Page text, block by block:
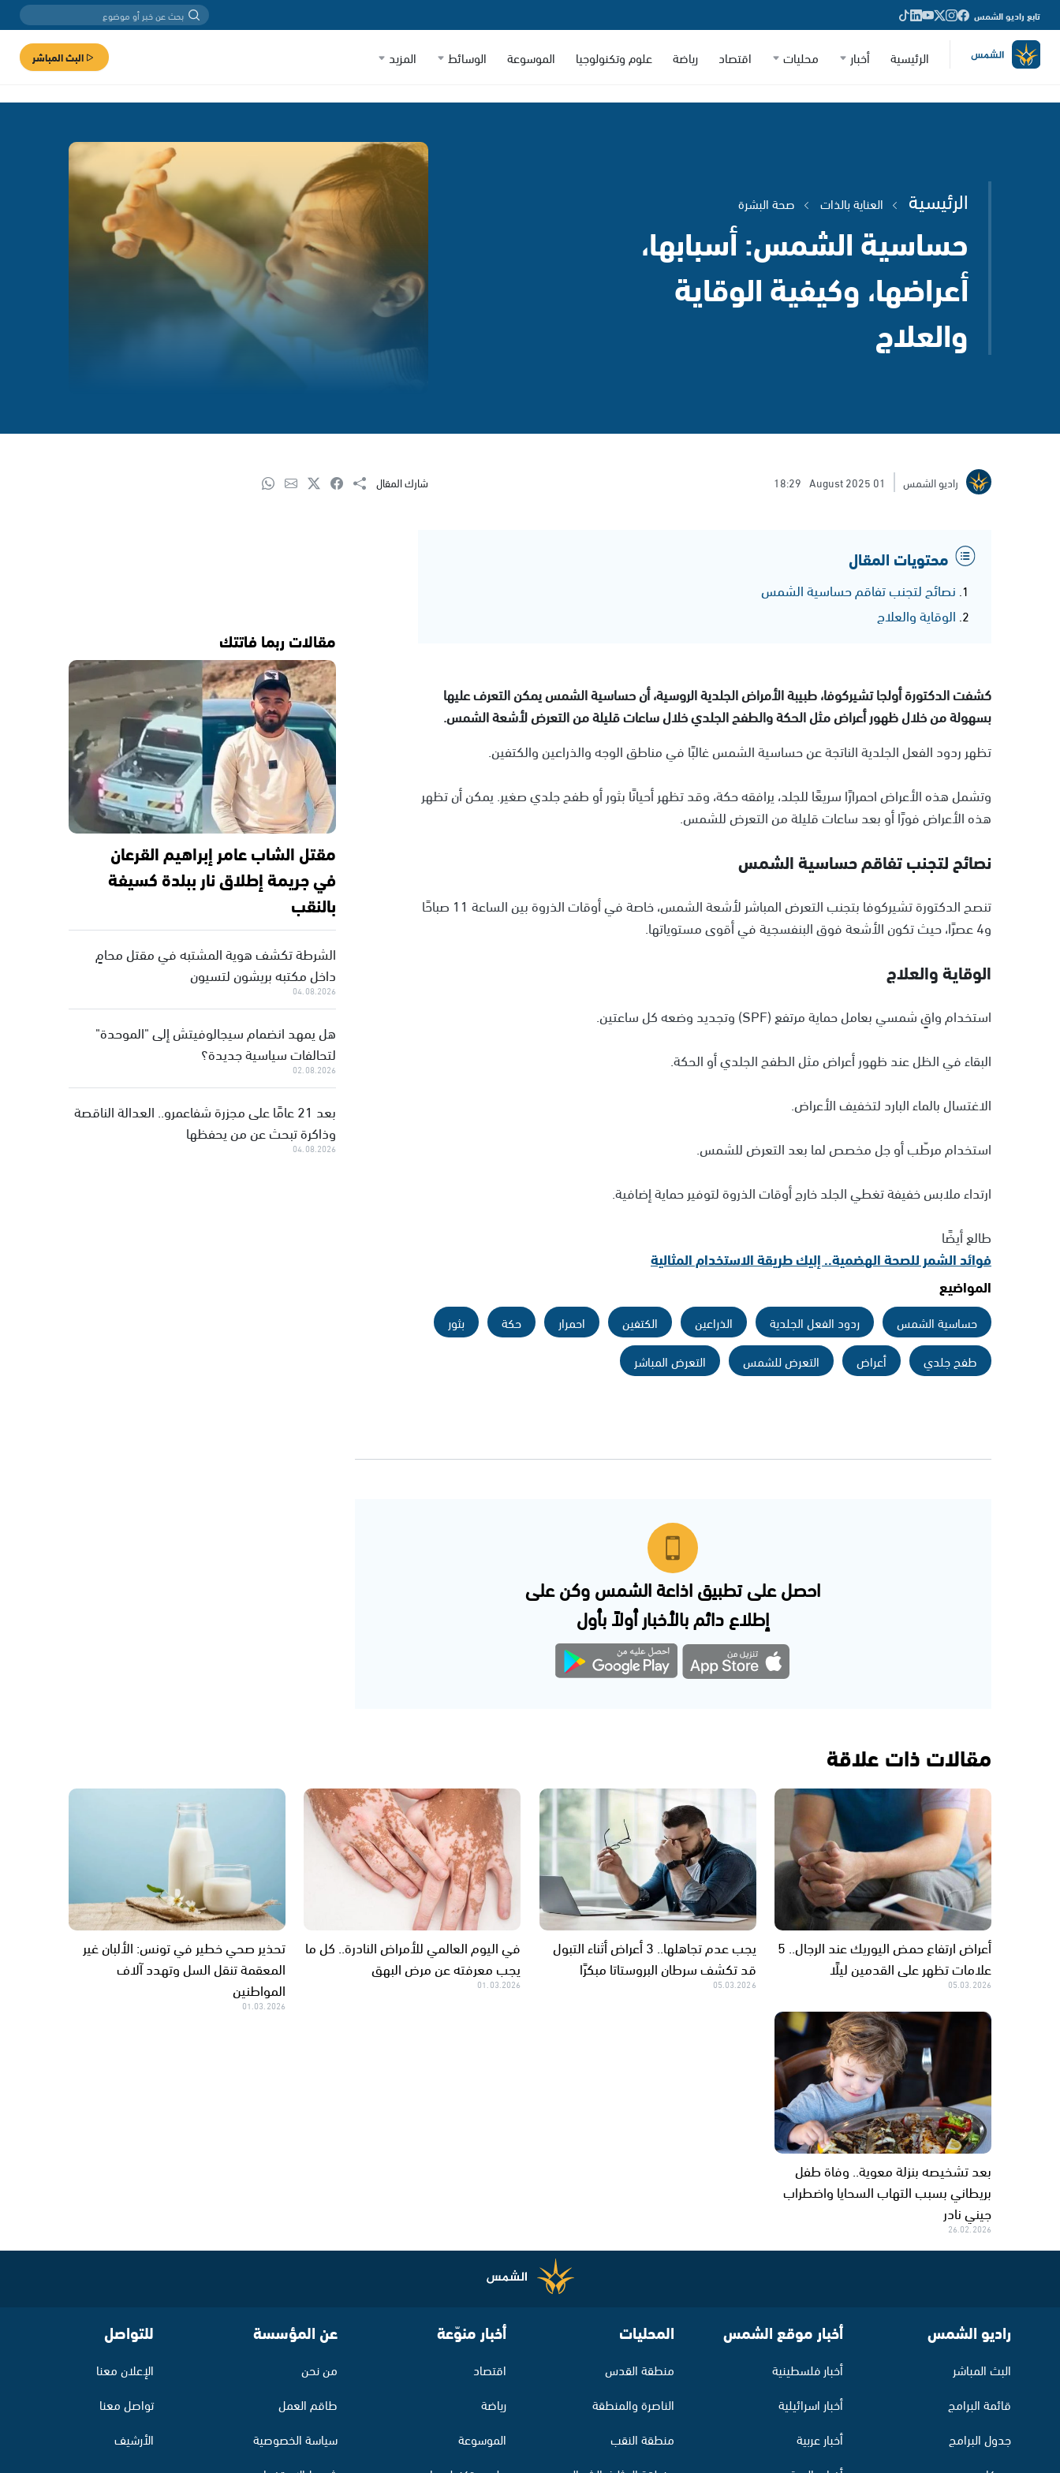
تابع راديو الشمس
الرئيسية أخبار محليات اقتصاد رياضة علوم وتكنولوجيا الموسوعة الوسائط المزيد البث المباشر
الرئيسية العناية بالذات صحة البشرة
حساسية الشمس: أسبابها،
أعراضها، وكيفية الوقاية
والعلاج
راديو الشمس 01 August 2025
18:29 شارك المقال
محتويات المقال
نصائح لتجنب تفاقم حساسية الشمس
الوقاية والعلاج
كشفت الدكتورة أولجا تشيركوفا، طبيبة الأمراض الجلدية الروسية، أن حساسية الشمس يمكن التعرف عليها
بسهولة من خلال ظهور أعراض مثل الحكة والطفح الجلدي خلال ساعات قليلة من التعرض لأشعة الشمس.
تظهر ردود الفعل الجلدية الناتجة عن حساسية الشمس غالبًا في مناطق الوجه والذراعين والكتفين.
وتشمل هذه الأعراض احمرارًا سريعًا للجلد، يرافقه حكة، وقد تظهر أحيانًا بثور أو طفح جلدي صغير. يمكن أن تظهر
هذه الأعراض فورًا أو بعد ساعات قليلة من التعرض للشمس.
نصائح لتجنب تفاقم حساسية الشمس
تنصح الدكتورة تشيركوفا بتجنب التعرض المباشر لأشعة الشمس، خاصة في أوقات الذروة بين الساعة 11 صباحًا
و4 عصرًا، حيث تكون الأشعة فوق البنفسجية في أقوى مستوياتها.
الوقاية والعلاج
استخدام واقٍ شمسي بعامل حماية مرتفع (SPF) وتجديد وضعه كل ساعتين.
البقاء في الظل عند ظهور أعراض مثل الطفح الجلدي أو الحكة.
الاغتسال بالماء البارد لتخفيف الأعراض.
استخدام مرطّب أو جل مخصص لما بعد التعرض للشمس.
ارتداء ملابس خفيفة تغطي الجلد خارج أوقات الذروة لتوفير حماية إضافية.
طالع أيضًا
فوائد الشمر للصحة الهضمية.. إليك طريقة الاستخدام المثالية
المواضيع
حساسية الشمس ردود الفعل الجلدية الذراعين الكتفين احمرار حكة
بثور
طفح جلدي
أعراض التعرض للشمس التعرض المباشر
احصل على تطبيق اذاعة الشمس وكن على
إطلاع دائم بالأخبار أولاً بأول
مقالات ربما فاتتك
مقتل الشاب عامر إبراهيم القرعان
في جريمة إطلاق نار ببلدة كسيفة
بالنقب
الشرطة تكشف هوية المشتبه في مقتل محامٍ
داخل مكتبه بريشون لتسيون
04.08.2026
هل يمهد انضمام سيجالوفيتش إلى "الموحدة"
لتحالفات سياسية جديدة؟
02.08.2026
بعد 21 عامًا على مجزرة شفاعمرو.. العدالة الناقصة
وذاكرة تبحث عن من يحفظها
04.08.2026
مقالات ذات علاقة
أعراض ارتفاع حمض اليوريك عند الرجال.. 5
علامات تظهر على القدمين ليلًا
05.03.2026
يجب عدم تجاهلها.. 3 أعراض أثناء التبول
قد تكشف سرطان البروستاتا مبكرًا
05.03.2026
في اليوم العالمي للأمراض النادرة.. كل ما
يجب معرفته عن مرض البهق
01.03.2026
تحذير صحي خطير في تونس: الألبان غير
المعقمة تنقل السل وتهدد آلاف
المواطنين
01.03.2026
بعد تشخيصه بنزلة معوية.. وفاة طفل
بريطاني بسبب التهاب السحايا واضطراب
جيني نادر
26.02.2026
راديو الشمس
البث المباشر
قائمة البرامج
جدول البرامج
أخبار موقع الشمس
أخبار فلسطينية
أخبار اسرائيلية
أخبار عربية
المحليات
منطقة القدس
الناصرة والمنطقة
منطقة النقب
أخبار منوّعة
اقتصاد
رياضة
الموسوعة
عن المؤسسة
من نحن
طاقم العمل
سياسة الخصوصية
للتواصل
الإعلان معنا
تواصل معنا
الأرشيف